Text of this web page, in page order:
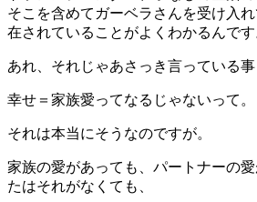
そこを含めてガーベラさんを受け入
在されていることがよくわかるんです
あれ、それじゃあさっき言っている事
幸せ＝家族愛ってなるじゃないって。
それは本当にそうなのですが。
家族の愛があっても、パートナーの
たはそれがなくても、